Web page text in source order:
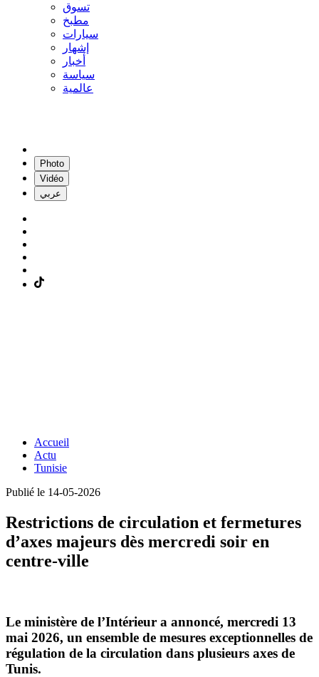
تسوق
مطبخ
سيارات
إشهار
أخبار
سياسة
عالمية
Photo
Vidéo
عربي
Accueil
Actu
Tunisie
Publié le 14-05-2026
Restrictions de circulation et fermetures
d’axes majeurs dès mercredi soir en
centre-ville
Le ministère de l’Intérieur a annoncé, mercredi 13
mai 2026, un ensemble de mesures exceptionnelles de
régulation de la circulation dans plusieurs axes de
Tunis.